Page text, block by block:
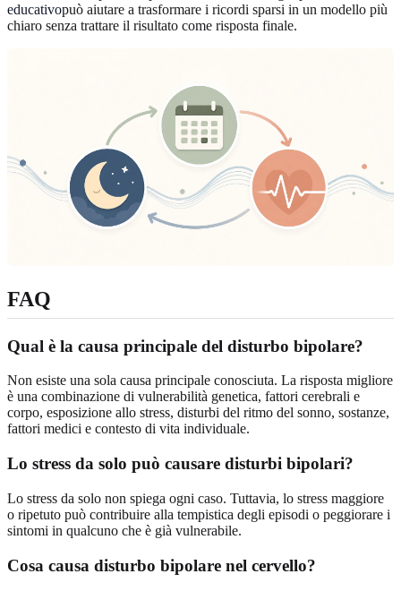
educativopuò aiutare a trasformare i ricordi sparsi in un modello più
chiaro senza trattare il risultato come risposta finale.
FAQ
Qual è la causa principale del disturbo bipolare?
Non esiste una sola causa principale conosciuta. La risposta migliore
è una combinazione di vulnerabilità genetica, fattori cerebrali e
corpo, esposizione allo stress, disturbi del ritmo del sonno, sostanze,
fattori medici e contesto di vita individuale.
Lo stress da solo può causare disturbi bipolari?
Lo stress da solo non spiega ogni caso. Tuttavia, lo stress maggiore
o ripetuto può contribuire alla tempistica degli episodi o peggiorare i
sintomi in qualcuno che è già vulnerabile.
Cosa causa disturbo bipolare nel cervello?